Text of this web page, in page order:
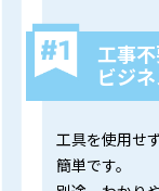
工事
ビジネ
工具を使用せ
簡単です。